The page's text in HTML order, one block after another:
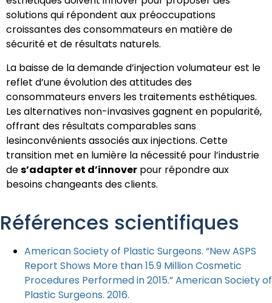
solutions qui répondent aux préoccupations
croissantes des consommateurs en matière de
sécurité et de résultats naturels.
La baisse de la demande d’injection volumateur est le
reflet d’une évolution des attitudes des
consommateurs envers les traitements esthétiques.
Les alternatives non-invasives gagnent en popularité,
offrant des résultats comparables sans
lesinconvénients associés aux injections. Cette
transition met en lumière la nécessité pour l’industrie
des’adapter et d’innover pour répondre aux
besoins changeants des clients.
Références scientifiques
American Society of Plastic Surgeons. “New ASPS
Report Shows More than 15.9 Million Cosmetic
Procedures Performed in 2015.” American Society of
Plastic Surgeons. 2016.